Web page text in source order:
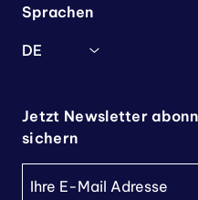
Sprachen
DE
Jetzt Newsletter
sichern